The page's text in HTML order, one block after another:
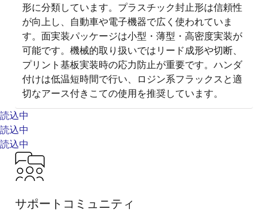
形に分類しています。プラスチック封止形は信頼性
が向上し、自動車や電子機器で広く使われていま
す。面実装パッケージは小型・薄型・高密度実装が
可能です。機械的取り扱いではリード成形や切断、
プリント基板実装時の応力防止が重要です。ハンダ
付けは低温短時間で行い、ロジン系フラックスと適
切なアース付きこての使用を推奨しています。
読込中
読込中
読込中
サポートコミュニティ